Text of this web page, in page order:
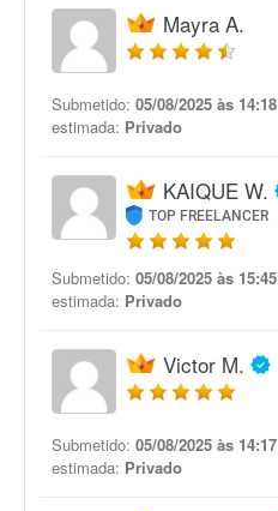
Mayra A.
Submetido: 05/08/2025 às 14:18
estimada: Privado
KAIQUE W.
TOP FREELANCER
Submetido: 05/08/2025 às 15:45
estimada: Privado
Victor M.
Submetido: 05/08/2025 às 14:17
estimada: Privado